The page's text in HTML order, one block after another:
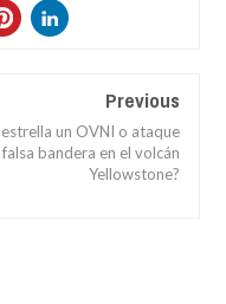
Previous
estrella un OVNI o ataque
falsa bandera en el volcán
Yellowstone?